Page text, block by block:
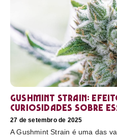
Gushmint Strain:
curiosidades sobre
27 de setembro de 2025
A Gushmint Strain é uma das